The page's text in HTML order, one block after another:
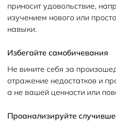
приносит удовольствие,
изучением нового или
навыки.
Избегайте самобичевания
Не вините себя за
отражение недостатков и
а не вашей ценности или
Проанализируйте